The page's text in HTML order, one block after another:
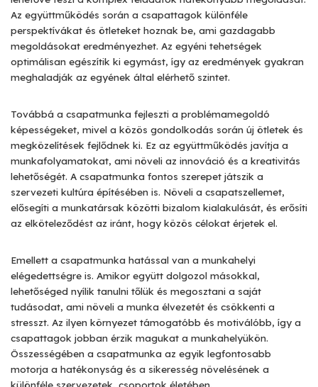
Az együttműködés során a csapattagok különféle
perspektívákat és ötleteket hoznak be, ami gazdagabb
megoldásokat eredményezhet. Az egyéni tehetségek
optimálisan egészítik ki egymást, így az eredmények gyakran
meghaladják az egyének által elérhető szintet.
Továbbá a csapatmunka fejleszti a problémamegoldó
képességeket, mivel a közös gondolkodás során új ötletek és
megközelítések fejlődnek ki. Ez az együttműködés javítja a
munkafolyamatokat, ami növeli az innováció és a kreativitás
lehetőségét. A csapatmunka fontos szerepet játszik a
szervezeti kultúra építésében is. Növeli a csapatszellemet,
elősegíti a munkatársak közötti bizalom kialakulását, és erősíti
az elköteleződést az iránt, hogy közös célokat érjetek el.
Emellett a csapatmunka hatással van a munkahelyi
elégedettségre is. Amikor együtt dolgozol másokkal,
lehetőséged nyílik tanulni tőlük és megosztani a saját
tudásodat, ami növeli a munka élvezetét és csökkenti a
stresszt. Az ilyen környezet támogatóbb és motiválóbb, így a
csapattagok jobban érzik magukat a munkahelyükön.
Összességében a csapatmunka az egyik legfontosabb
motorja a hatékonyság és a sikeresség növelésének a
különféle szervezetek, csoportok életében.